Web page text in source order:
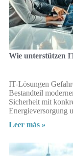
Wie unterstützen
IT-Lösungen
Bestandteil
Sicherheit mit
Energieversorgung
Leer más »